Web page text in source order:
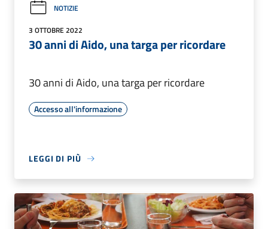
NOTIZIE
3 OTTOBRE 2022
30 anni di Aido, una targa per ricordare
30 anni di Aido, una targa per ricordare
Accesso all'informazione
LEGGI DI PIÙ